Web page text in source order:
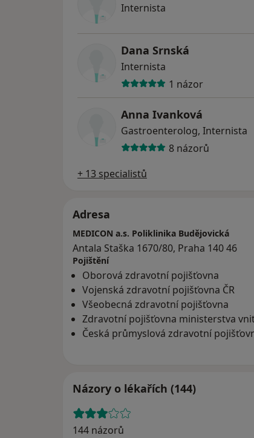
Internista
Dana Srnská
Internista
1 názor
Anna Ivanková
Gastroenterolog, Internista
8 názorů
+ 13 specialistů
Adresa
MEDICON a.s. Poliklinika Budějovická
Antala Staška 1670/80, Praha 140 46
Pojištění
Oborová zdravotní pojišťovna
Vojenská zdravotní pojišťovna ČR
Všeobecná zdravotní pojišťovna
Zdravotní pojišťovna ministerstva
Česká průmyslová zdravotní
Názory o lékařích (144)
144 názorů